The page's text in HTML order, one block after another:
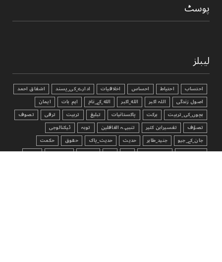
پوسٹ
لیبلز
احتساب احتیاط احساس اخلاقیات ادارے_کی_پسند
اشفاق احمد
اصول زندگی
اللہ اکبر الله_اکبر الله_کے_نام اہم بات
ایمان
بچوں_کی_تربیت
برکت پاکستانیات تبليغ تربیت ترقی
تصوف
تصوّف
تفسیرابن کثیر تنبیہہ الغافلین توبہ
ٹیکنالوجی
جان_کے_جیو
جنید_طاہر حدیث حدیث_پاک حقوق
حکمت
خوش رہیں
درود_شریف دعا ذکر ذکر_الله ذمہ داری
رشتے